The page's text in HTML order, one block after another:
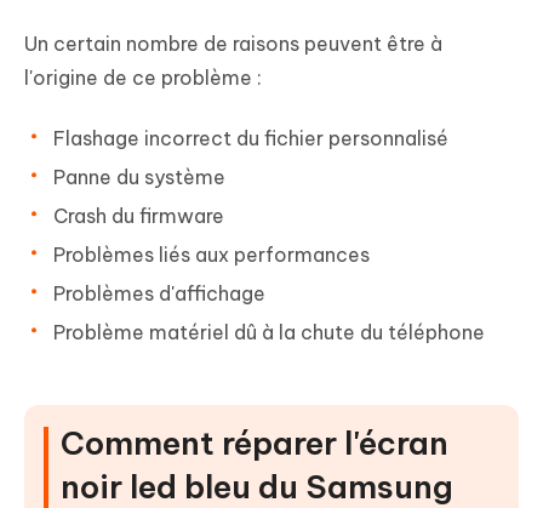
Un certain nombre de raisons peuvent être à
l'origine de ce problème :
Flashage incorrect du fichier personnalisé
Panne du système
Crash du firmware
Problèmes liés aux performances
Problèmes d'affichage
Problème matériel dû à la chute du téléphone
Comment réparer l'écran
noir led bleu du Samsung